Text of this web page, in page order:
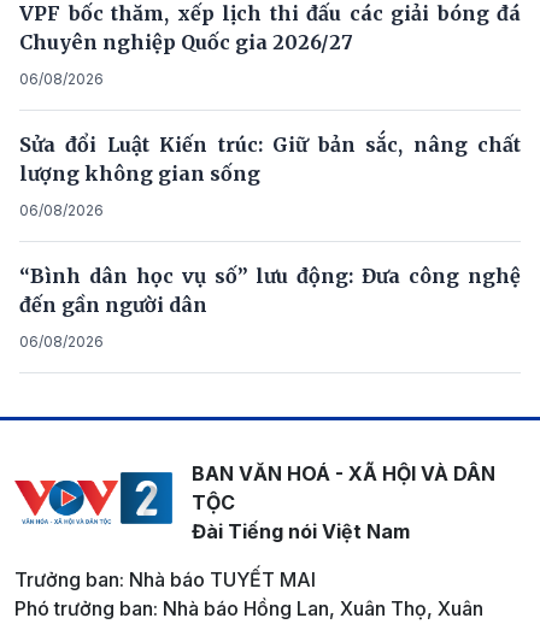
VPF bốc thăm, xếp lịch thi đấu các giải bóng đá
Chuyên nghiệp Quốc gia 2026/27
06/08/2026
Sửa đổi Luật Kiến trúc: Giữ bản sắc, nâng chất
lượng không gian sống
06/08/2026
“Bình dân học vụ số” lưu động: Đưa công nghệ
đến gần người dân
06/08/2026
BAN VĂN HOÁ - XÃ HỘI VÀ DÂN
TỘC
Đài Tiếng nói Việt Nam
Trưởng ban: Nhà báo TUYẾT MAI
Phó trưởng ban: Nhà báo Hồng Lan, Xuân Thọ, Xuân